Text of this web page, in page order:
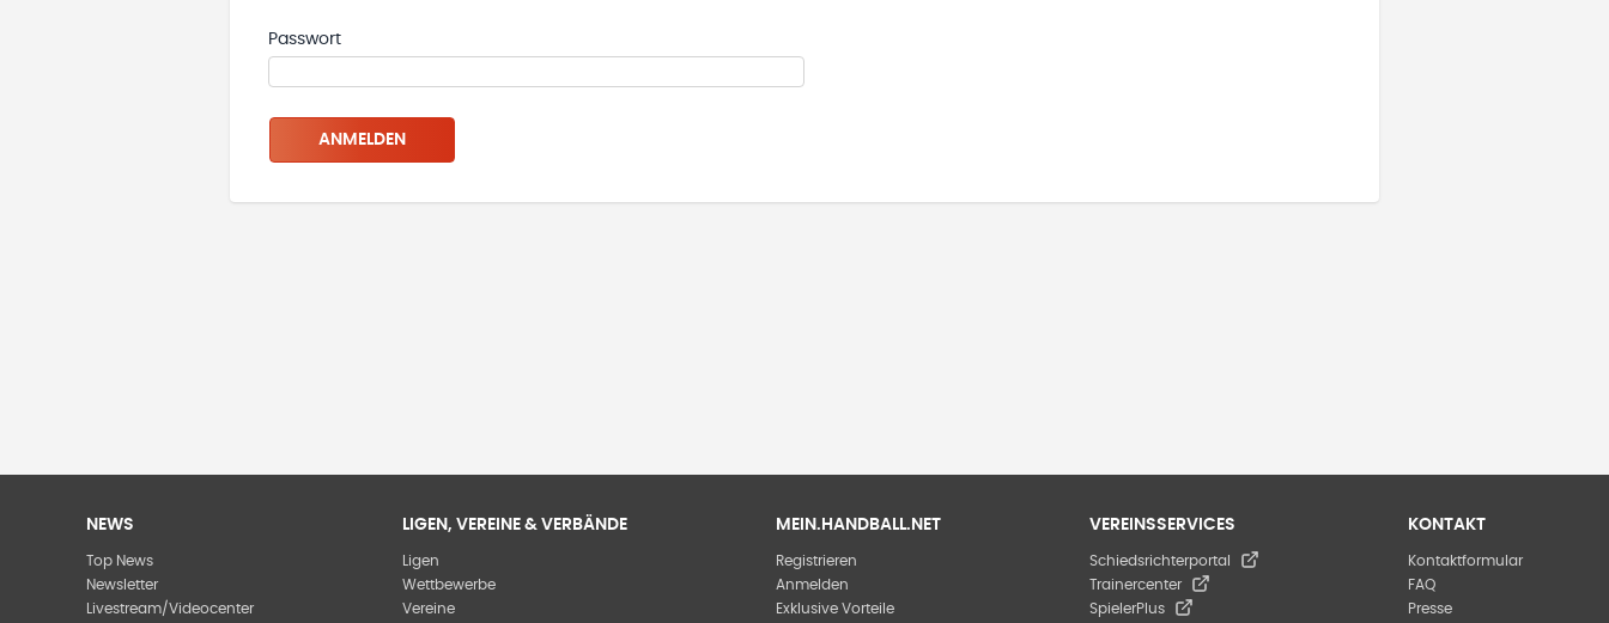
Passwort
ANMELDEN
NEWS
Top News
Newsletter
Livestream/Videocenter
LIGEN, VEREINE & VERBÄNDE
Ligen
Wettbewerbe
Vereine
MEIN.HANDBALL.NET
Registrieren
Anmelden
Exklusive Vorteile
VEREINSSERVICES
Schiedsrichterportal
Trainercenter
SpielerPlus
KONTAKT
Kontaktformular
FAQ
Presse